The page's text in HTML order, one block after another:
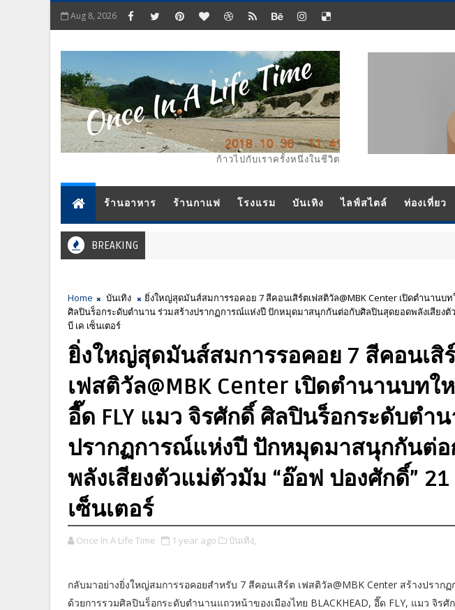
Aug 8, 2026
ก้าวไปกับเราครั้งหนึ่งในชีวิต
ร้านอาหาร ร้านกาแฟ โรงแรม บันเทิง ไลฟ์สไตล์ ท่องเที่ยว
BREAKING
Home บันเทิง
ยิ่งใหญ่สุดมันส์สมการรอคอย 7 สีคอนเสิร์ตเฟสติวัล@MBK Center เปิดตำนานบท
ศิลปินร็อกระดับตำนาน ร่วมสร้างปรากฏการณ์แห่งปี ปักหมุดมาสนุกกันต่อกับศิลปินสุดยอดพลังเสียงตั
บี เค เซ็นเตอร์
ยิ่งใหญ่สุดมันส์สมการรอคอย 7 สีคอนเสิ
เฟสติวัล@MBK Center เปิดตำนานบทให
อี๊ด FLY แมว จิรศักดิ์ ศิลปินร็อกระดับตำ
ปรากฏการณ์แห่งปี ปักหมุดมาสนุกกันต่
พลังเสียงตัวแม่ตัวมัม “อ๊อฟ ปองศักดิ์” 21
เซ็นเตอร์
Once In A Life Time 1 year ago บันเทิง,
กลับมาอย่างยิ่งใหญ่สมการรอคอยสำหรับ 7 สีคอนเสิร์ต เฟสติวัล@MBK Center สร้างปรา
ด้วยการรวมศิลปินร็อกระดับตำนานแถวหน้าของเมืองไทย BLACKHEAD, อี๊ด FLY, แมว จิรศั